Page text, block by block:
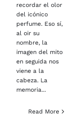
recordar el olor
del icónico
perfume. Eso sí,
al oir su
nombre, la
imagen del mito
en seguida nos
viene a la
cabeza. La
memoria...
Read More